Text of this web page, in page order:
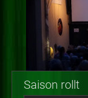
Saison rollt